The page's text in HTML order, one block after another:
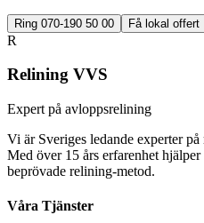
Ring 070-190 50 00 Få lokal offert
R
Relining VVS
Expert på avloppsrelining
Vi är Sveriges ledande experter
Med över 15 års erfarenhet
beprövade relining-metod.
Våra Tjänster